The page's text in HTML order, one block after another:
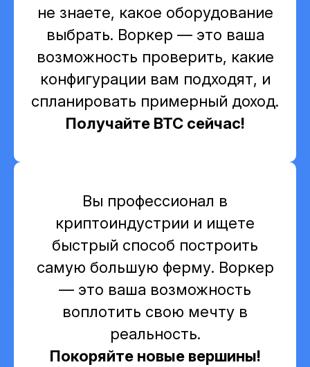
не знаете, какое оборудование
выбрать. Воркер — это ваша
возможность проверить, какие
конфигурации вам подходят, и
спланировать примерный доход.
Получайте BTC сейчас!
Вы профессионал в
криптоиндустрии и ищете
быстрый способ построить
самую большую ферму. Воркер
— это ваша возможность
воплотить свою мечту в
реальность.
Покоряйте новые вершины!